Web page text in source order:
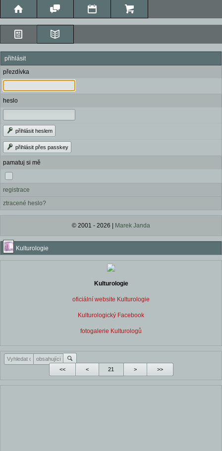
přihlásit
přezdívka
heslo
přihlásit heslem
přihlásit přes passkey
pamatuj si mě
registrace
ztracené heslo?
© 2001 - 2026 | Marek Janda
Kulturologie
Kulturologie
oficiální website Kulturologie
Kulturologický Facebook
fotogalerie Kulturologů
<< < > >>